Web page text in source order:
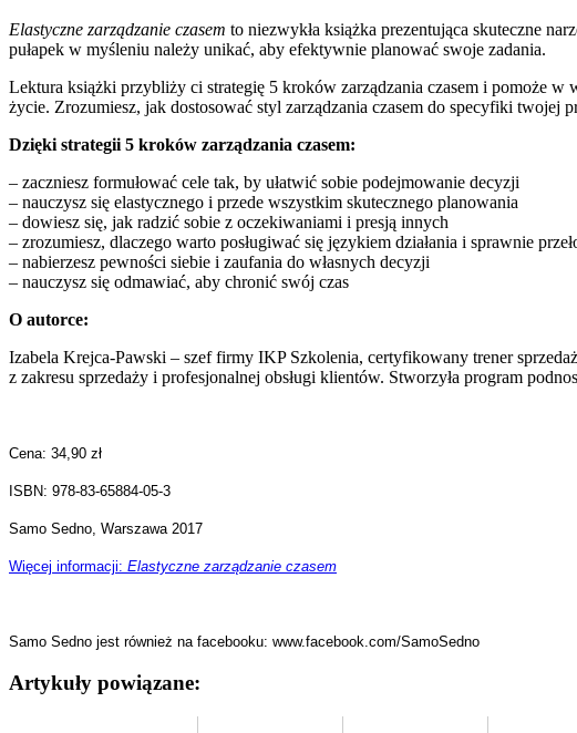
Elastyczne zarządzanie czasem to niezwykła książka prezentująca skuteczne
pułapek w myśleniu należy unikać, aby efektywnie planować swoje zadania.
Lektura książki przybliży ci strategię 5 kroków zarządzania czasem i pomoże
życie. Zrozumiesz, jak dostosować styl zarządzania czasem do specyfiki twojej
Dzięki strategii 5 kroków zarządzania czasem:
– zaczniesz formułować cele tak, by ułatwić sobie podejmowanie decyzji
– nauczysz się elastycznego i przede wszystkim skutecznego planowania
– dowiesz się, jak radzić sobie z oczekiwaniami i presją innych
– zrozumiesz, dlaczego warto posługiwać się językiem działania i sprawnie
– nabierzesz pewności siebie i zaufania do własnych decyzji
– nauczysz się odmawiać, aby chronić swój czas
O autorce:
Izabela Krejca-Pawski – szef firmy IKP Szkolenia, certyfikowany trener
z zakresu sprzedaży i profesjonalnej obsługi klientów. Stworzyła program
Cena: 34,90 zł
ISBN: 978-83-65884-05-3
Samo Sedno, Warszawa 2017
Więcej informacji: Elastyczne zarządzanie czasem
Samo Sedno jest również na facebooku: www.facebook.com/SamoSedno
Artykuły powiązane: